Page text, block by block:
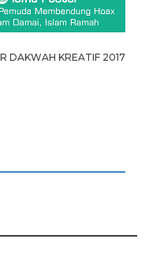
DAKWAH KREATIF 2017